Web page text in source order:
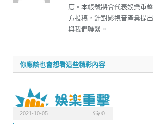
度。本帳號將會代表娛樂重
方投稿，針對影視音產業提
與我們聯繫。
你應該也會想看這些精彩內容
2021-10-05 0